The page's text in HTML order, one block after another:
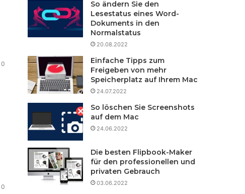
0
0
So ändern Sie den
Lesestatus eines Word-
Dokuments in den
Normalstatus
20.08.2022
Einfache Tipps zum
Freigeben von mehr
Speicherplatz auf Ihrem Mac
24.07.2022
So löschen Sie Screenshots
auf dem Mac
24.06.2022
Die besten Flipbook-Maker
für den professionellen und
privaten Gebrauch
03.06.2022